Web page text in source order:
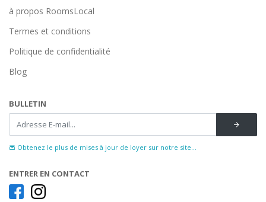
à propos RoomsLocal
Termes et conditions
Politique de confidentialité
Blog
BULLETIN
Obtenez le plus de mises à jour de loyer sur notre site...
ENTRER EN CONTACT